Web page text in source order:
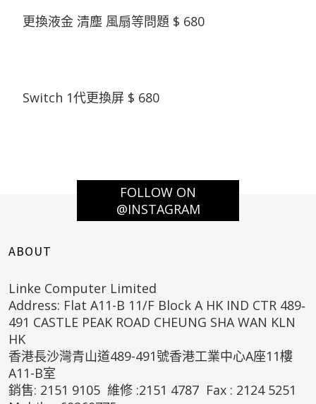
更換液金 清塵 風扇等問題 $ 680
Switch 1代更換屏 $ 680
FOLLOW ON
@INSTAGRAM
ABOUT
Linke Computer Limited
Address: Flat A11-B 11/F Block A HK IND CTR 489‐
491 CASTLE PEAK ROAD CHEUNG SHA WAN KLN
HK
香港長沙灣青山道489-491號香港工業中心A座11樓
A11-B室
銷售: 2151 9105 維修 :2151 4787 Fax : 2124 5251